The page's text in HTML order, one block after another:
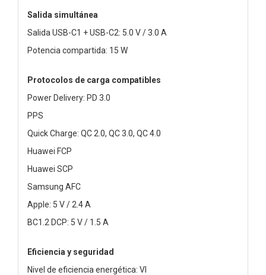
Salida simultánea
Salida USB-C1 + USB-C2: 5.0 V / 3.0 A
Potencia compartida: 15 W
Protocolos de carga compatibles
Power Delivery: PD 3.0
PPS
Quick Charge: QC 2.0, QC 3.0, QC 4.0
Huawei FCP
Huawei SCP
Samsung AFC
Apple: 5 V / 2.4 A
BC1.2 DCP: 5 V / 1.5 A
Eficiencia y seguridad
Nivel de eficiencia energética: VI